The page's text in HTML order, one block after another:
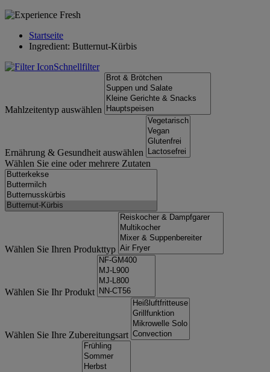
Startseite
Ingredient: Butternut-Kürbis
Schnellfilter
Mahlzeitentyp auswählen
Ernährung & Gesundheit auswählen
Wählen Sie eine oder mehrere Zutaten
Wählen Sie Ihren Produkttyp
Wählen Sie Ihr Produkt
Wählen Sie Ihre Zubereitungsart